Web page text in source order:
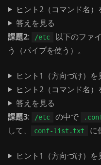
ヒント2（コマンド名）
答えを見る
課題2: /etc
以下のファ
う（パイプを使う）。
ヒント1（方向づけ）を
ヒント2（コマンド名）
答えを見る
課題3: /etc の中で
して、
conf-list.txt に
ヒント1（方向づけ）を